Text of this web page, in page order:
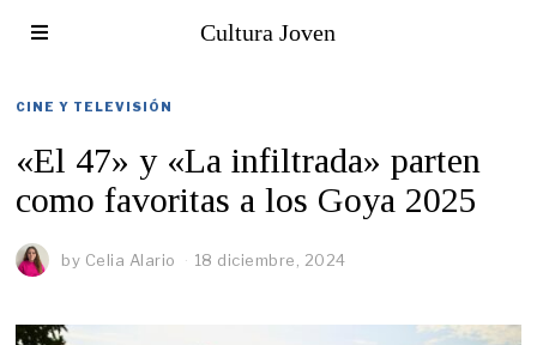
Cultura Joven
CINE Y TELEVISIÓN
«El 47» y «La infiltrada» parten
como favoritas a los Goya 2025
by Celia Alario 18 diciembre, 2024